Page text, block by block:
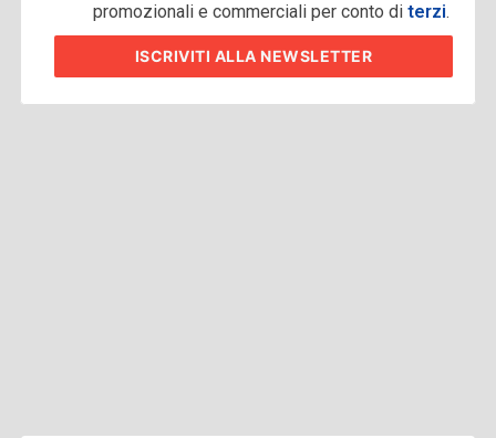
promozionali e commerciali per conto diterzi.
ISCRIVITI ALLA NEWSLETTER